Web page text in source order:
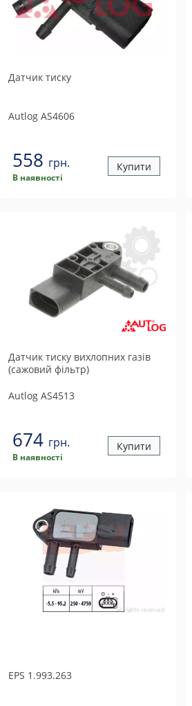
Датчик тиску
AutlogAS4606
558 грн.
В наявності
Купити
Датчик тиску вихлопних газів
(сажовий фільтр)
AutlogAS4513
674 грн.
В наявності
Купити
EPS 1.993.263